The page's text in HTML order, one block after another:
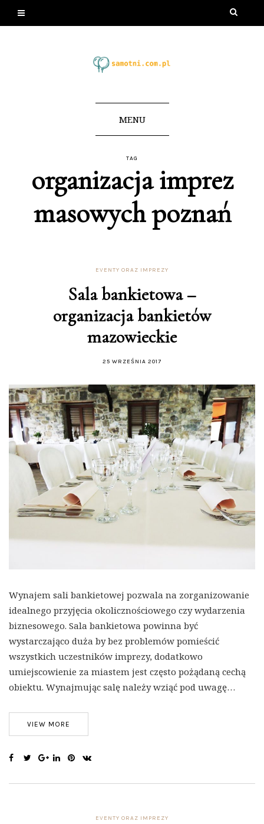
MENU
TAG
organizacja imprez
masowych poznań
EVENTY ORAZ IMPREZY
Sala bankietowa –
organizacja bankietów
mazowieckie
25 WRZEŚNIA 2017
Wynajem sali bankietowej pozwala na zorganizowanie
idealnego przyjęcia okolicznościowego czy wydarzenia
biznesowego. Sala bankietowa powinna być
wystarczająco duża by bez problemów pomieścić
wszystkich uczestników imprezy, dodatkowo
umiejscowienie za miastem jest często pożądaną cechą
obiektu. Wynajmując salę należy wziąć pod uwagę…
VIEW MORE
EVENTY ORAZ IMPREZY